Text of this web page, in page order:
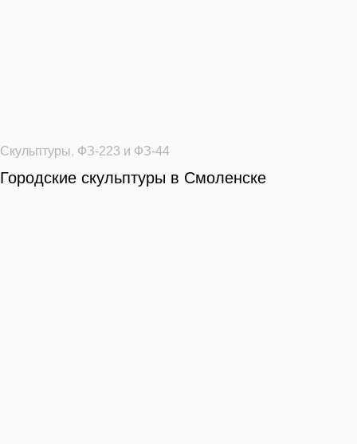
Скульптуры, ФЗ-223 и ФЗ-44
Городские скульптуры в Смоленске